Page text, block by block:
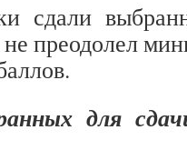
сдали
преодолел
для